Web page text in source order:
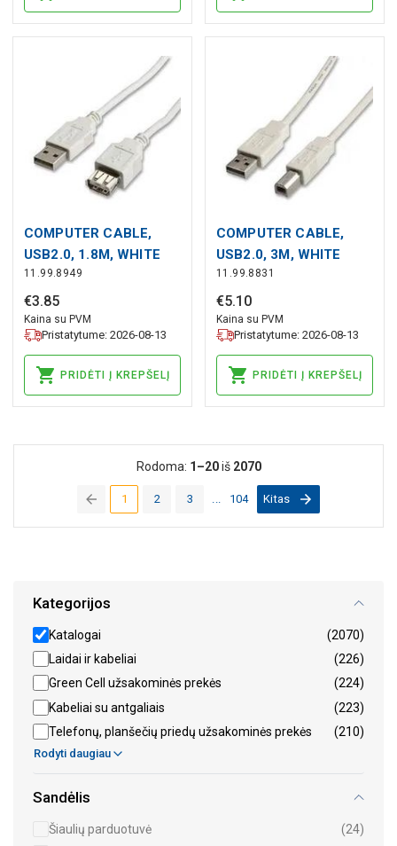
COMPUTER CABLE,
USB2.0, 1.8M, WHITE
11.99.8949
€3.85
Kaina su PVM
Pristatytume: 2026-08-13
PRIDĖTI Į KREPŠELĮ
COMPUTER CABLE,
USB2.0, 3M, WHITE
11.99.8831
€5.10
Kaina su PVM
Pristatytume: 2026-08-13
PRIDĖTI Į KREPŠELĮ
1(current)
2 3 104 Kitas
Rodoma: 1–20iš 2070
Kategorijos
Katalogai
(2070)
Laidai ir kabeliai
(226)
Green Cell užsakominės prekės
(224)
Kabeliai su antgaliais
(223)
Telefonų, planšečių priedų užsakominės prekės
(210)
Rodyti daugiau
Sandėlis
Šiaulių parduotuvė
(24)